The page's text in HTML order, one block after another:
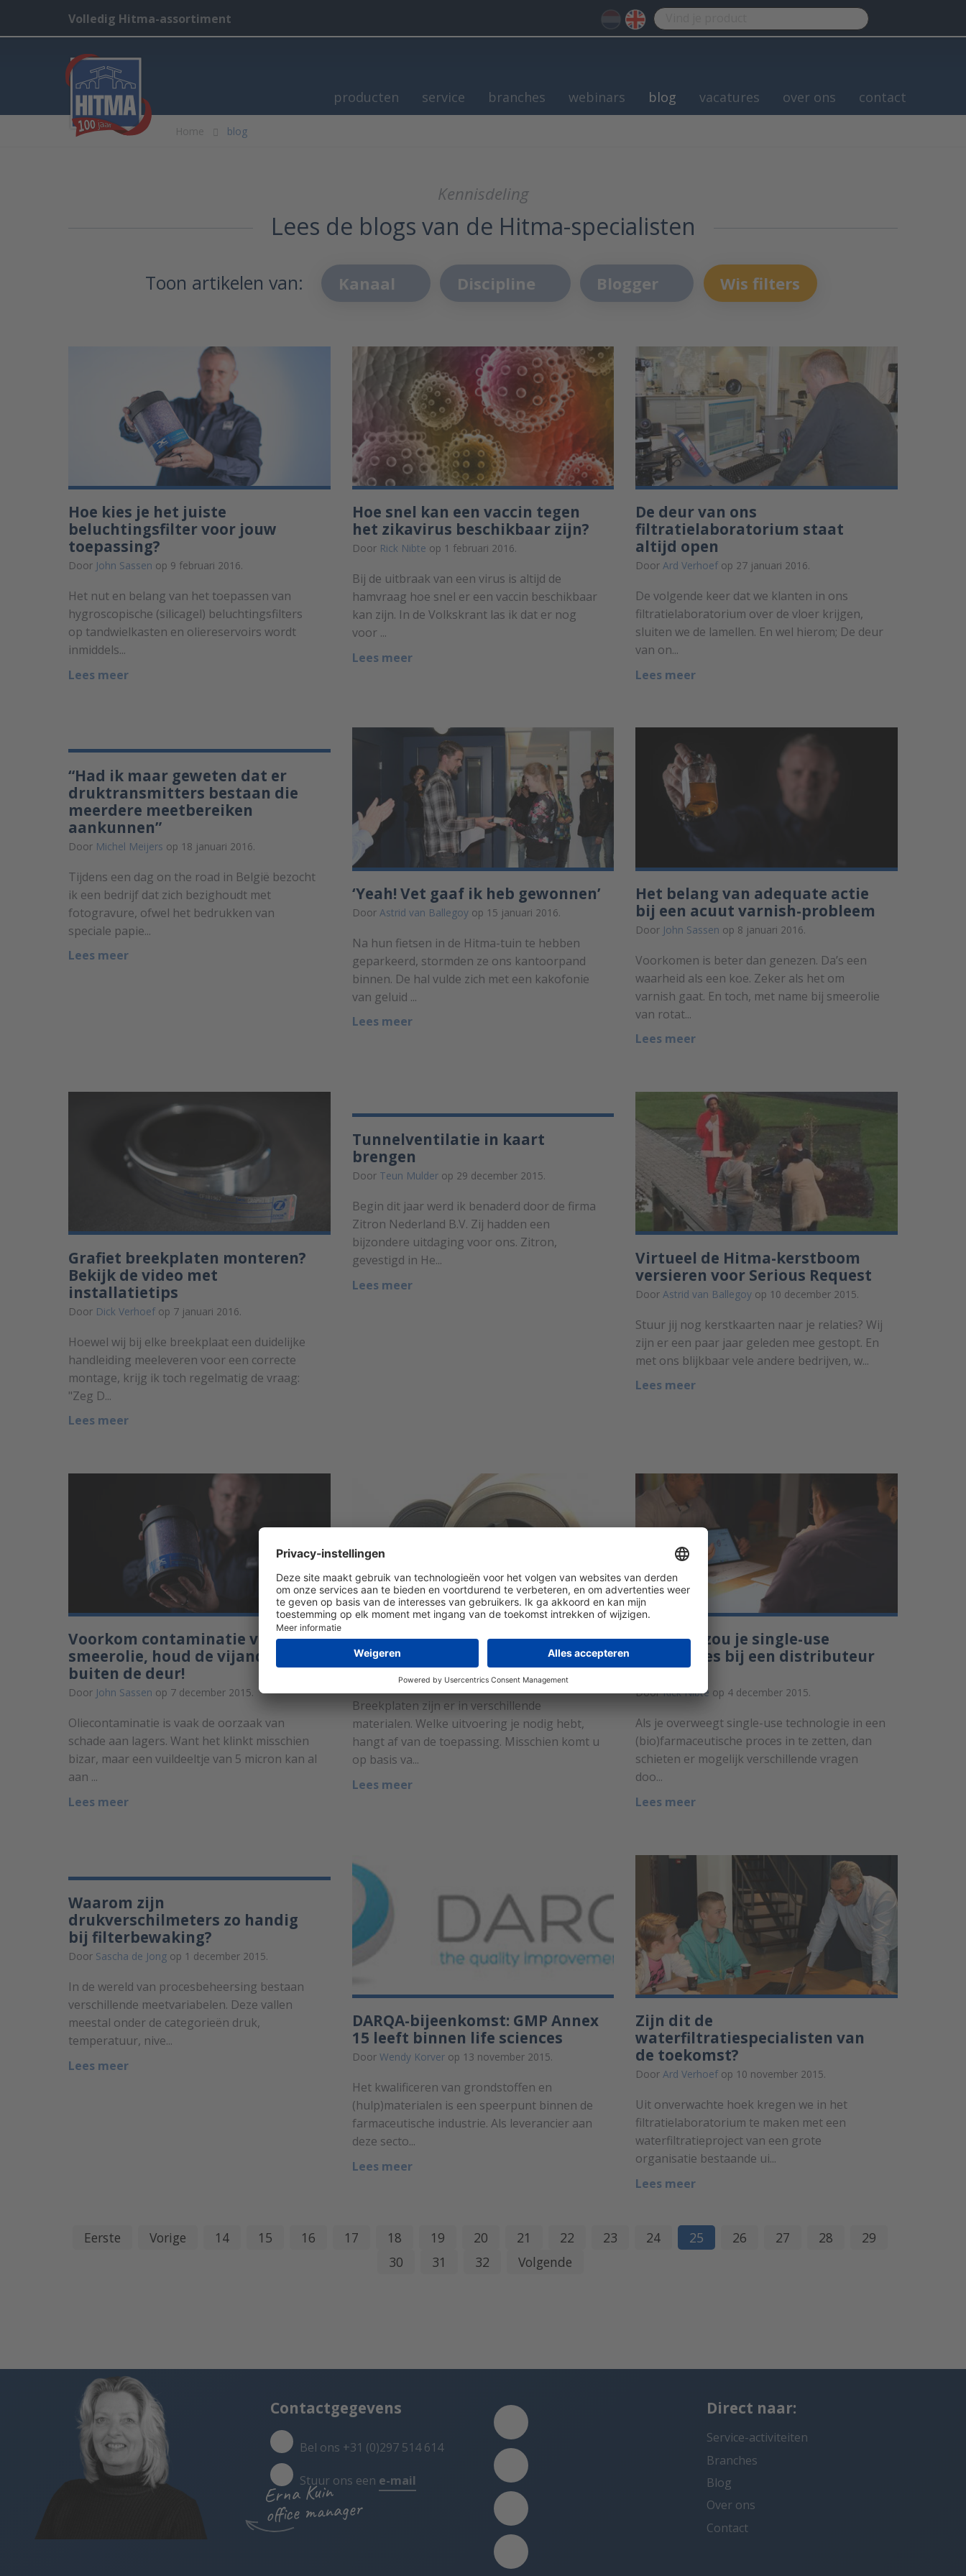
Volledig Hitma-assortiment
producten service branches webinars blog vacatures over ons contact
Home blog
Kennisdeling
Lees de blogs van de Hitma-specialisten
Toon artikelen van: Kanaal Discipline Blogger Wis filters
Hoe kies je het juiste
beluchtingsfilter voor jouw
toepassing?
Door John Sassen op 9 februari 2016.
Het nut en belang van het toepassen van
hygroscopische (silicagel) beluchtingsfilters
op tandwielkasten en oliereservoirs wordt
inmiddels...
Lees meer
Hoe snel kan een vaccin tegen
het zikavirus beschikbaar zijn?
Door Rick Nibte op 1 februari 2016.
Bij de uitbraak van een virus is altijd de
hamvraag hoe snel er een vaccin beschikbaar
kan zijn. In de Volkskrant las ik dat er nog
voor ...
Lees meer
De deur van ons
filtratielaboratorium staat
altijd open
DoorArd Verhoef op 27 januari 2016.
De volgende keer dat we klanten in ons
filtratielaboratorium over de vloer krijgen,
sluiten we de lamellen. En wel hierom; De deur
van on...
Lees meer
“Had ik maar geweten dat er
druktransmitters bestaan die
meerdere meetbereiken
aankunnen”
Door Michel Meijers op 18 januari 2016.
Tijdens een dag on the road in België bezocht
ik een bedrijf dat zich bezighoudt met
fotogravure, ofwel het bedrukken van
speciale papie...
Lees meer
‘Yeah! Vet gaaf ik heb gewonnen’
Door Astrid van Ballegoyop 15 januari 2016.
Na hun fietsen in de Hitma-tuin te hebben
geparkeerd, stormden ze ons kantoorpand
binnen. De hal vulde zich met een kakofonie
van geluid ...
Lees meer
Het belang van adequate actie
bij een acuut varnish-probleem
Door John Sassen op 8 januari 2016.
Voorkomen is beter dan genezen. Da’s een
waarheid als een koe. Zeker als het om
varnish gaat. En toch, met name bij smeerolie
van rotat...
Lees meer
Grafiet breekplaten monteren?
Bekijk de video met
installatietips
Door Dick Verhoef op 7 januari 2016.
Hoewel wij bij elke breekplaat een duidelijke
handleiding meeleveren voor een correcte
montage, krijg ik toch regelmatig de vraag:
"Zeg D...
Lees meer
Tunnelventilatie in kaart
brengen
Door Teun Mulderop 29 december 2015.
Begin dit jaar werd ik benaderd door de firma
Zitron Nederland B.V. Zij hadden een
bijzondere uitdaging voor ons. Zitron,
gevestigd in He...
Lees meer
Virtueel de Hitma-kerstboom
versieren voor Serious Request
Door Astrid van Ballegoy op 10 december 2015.
Stuur jij nog kerstkaarten naar je relaties? Wij
zijn er een paar jaar geleden mee gestopt. En
met ons blijkbaar vele andere bedrijven, w...
Lees meer
Voorkom contaminatie van
smeerolie, houd de vijand
buiten de deur!
Door John Sassen op 7 december 2015.
Oliecontaminatie is vaak de oorzaak van
schade aan lagers. Want het klinkt misschien
bizar, maar een vuildeeltje van 5 micron kan al
aan ...
Lees meer
Wanneer kies je voor grafiet
breekplaten?
Dick Verhoefop 4 december 2015.
Breekplaten zijn er in verschillende
materialen. Welke uitvoering je nodig hebt,
hangt af van de toepassing. Misschien komt u
op basis va...
Lees meer
Waarom zou je single-use
assemblies bij een distributeur
kopen?
DoorRick Nibte op 4 december 2015.
Als je overweegt single-use technologie in een
(bio)farmaceutische proces in te zetten, dan
schieten er mogelijk verschillende vragen
doo...
Lees meer
Waarom zijn
drukverschilmeters zo handig
bij filterbewaking?
Door Sascha de Jong op 1 december 2015.
In de wereld van procesbeheersing bestaan
verschillende meetvariabelen. Deze vallen
meestal onder de categorieën druk,
temperatuur, nive...
Lees meer
DARQA-bijeenkomst: GMP Annex
15 leeft binnen life sciences
Door Wendy Korverop 13 november 2015.
Het kwalificeren van grondstoffen en
(hulp)materialen is een speerpunt binnen de
farmaceutische industrie. Als leverancier aan
deze secto...
Lees meer
Zijn dit de
waterfiltratiespecialisten van
de toekomst?
DoorArd Verhoef op 10 november 2015.
Uit onverwachte hoek kregen we in het
filtratielaboratorium te maken met een
waterfiltratieproject van een grote
organisatie bestaande ui...
Lees meer
Eerste Vorige 14 15 16 17 18 19 20 21 22 23 24 25 26 27 28
29
30
31 32 Volgende
Erna Kuin
office manager
Contactgegevens
Bel ons +31 (0)297 514 614
Stuur ons een e-mail
Direct naar:
Service-activiteiten
Branches
Blog
Over ons
Contact